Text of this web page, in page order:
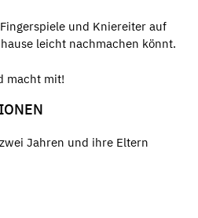
und Kniereiter auf
leicht nachmachen könnt.
macht mit!
Jahren und ihre Eltern